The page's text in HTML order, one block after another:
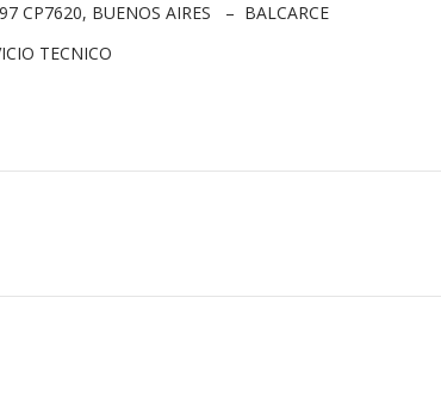
CP7620, BUENOS AIRES – BALCARCE
TECNICO